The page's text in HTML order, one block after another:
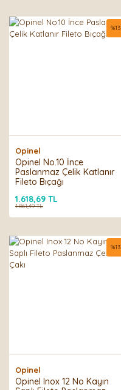
Opinel
Opinel No.10 İnce
Paslanmaz Çelik Katlanır
Fileto Bıçağı
%13
1.618,69 TL
1.861,49 TL
Opinel
Opinel Inox 12 No Kayın
%13